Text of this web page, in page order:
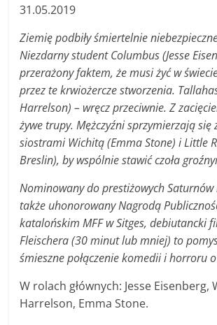
31.05.2019
Ziemię podbiły śmiertelnie
Niezdarny student Columbus (Jesse
przerażony faktem, że musi żyć w
przez te krwiożercze stworzenia.
Harrelson) – wręcz przeciwnie. Z
żywe trupy. Mężczyźni sprzymierzają się
siostrami Wichitą (Emma Stone) i Little
Breslin), by wspólnie stawić czoła
Nominowany do prestiżowych Saturnów
także uhonorowany Nagrodą
katalońskim MFF w Sitges, debiutancki
Fleischera (30 minut lub mniej) to
śmieszne połączenie komedii i horroru
W rolach głównych: Jesse Eisenberg,
Harrelson, Emma Stone.